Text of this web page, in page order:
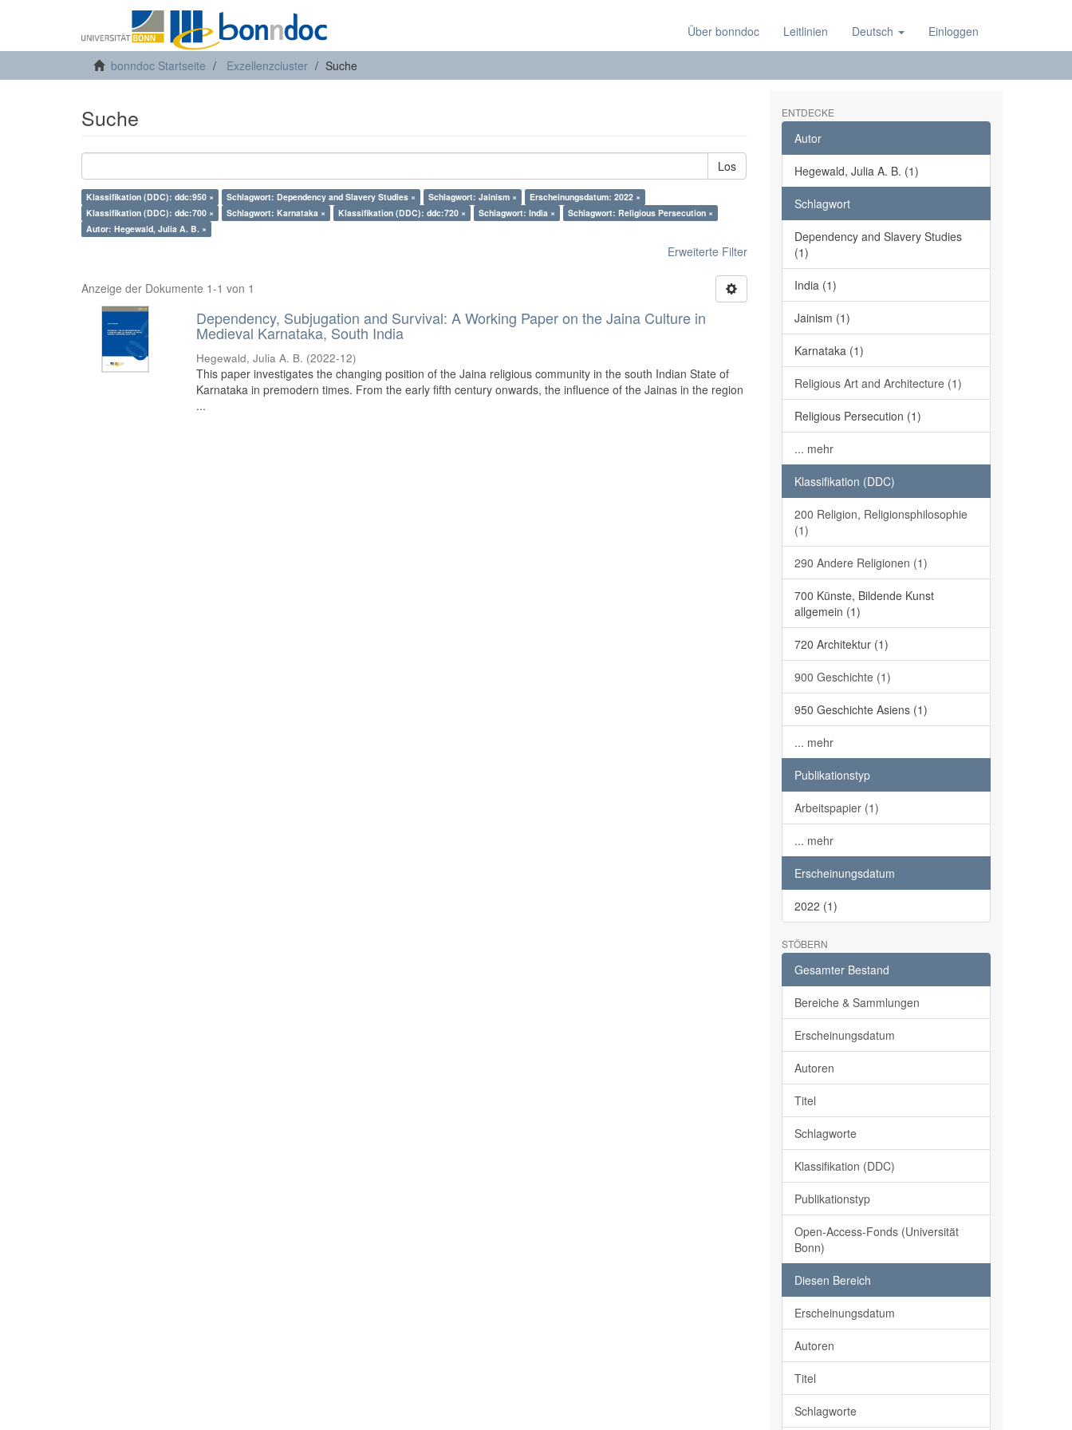
Über bonndoc Leitlinien Deutsch Einloggen
bonndoc Startseite Exzellenzcluster Suche
Suche
Los
Klassifikation (DDC): ddc:950 × Schlagwort: Dependency and Slavery Studies × Schlagwort: Jainism ×
Erscheinungsdatum: 2022 ×
Klassifikation (DDC): ddc:700 ×
Schlagwort: Karnataka × Klassifikation (DDC): ddc:720 × Schlagwort: India ×
Schlagwort: Religious Persecution ×
Autor: Hegewald, Julia A. B. ×
Erweiterte Filter
Anzeige der Dokumente 1-1 von 1
Dependency, Subjugation and Survival: A Working Paper on the Jaina Culture in
Medieval Karnataka, South India
Hegewald, Julia A. B. (2022-12)
This paper investigates the changing position of the Jaina religious community in the south Indian State of
Karnataka in premodern times. From the early fifth century onwards, the influence of the Jainas in the region
...
ENTDECKE
Autor
Hegewald, Julia A. B. (1)
Schlagwort
Dependency and Slavery Studies
(1)
India (1)
Jainism (1)
Karnataka (1)
Religious Art and Architecture (1)
Religious Persecution (1)
... mehr
Klassifikation (DDC)
200 Religion, Religionsphilosophie
(1)
290 Andere Religionen (1)
700 Künste, Bildende Kunst
allgemein (1)
720 Architektur (1)
900 Geschichte (1)
950 Geschichte Asiens (1)
... mehr
Publikationstyp
Arbeitspapier (1)
... mehr
Erscheinungsdatum
2022 (1)
STÖBERN
Gesamter Bestand
Bereiche & Sammlungen
Erscheinungsdatum
Autoren
Titel
Schlagworte
Klassifikation (DDC)
Publikationstyp
Open-Access-Fonds (Universität
Bonn)
Diesen Bereich
Erscheinungsdatum
Autoren
Titel
Schlagworte